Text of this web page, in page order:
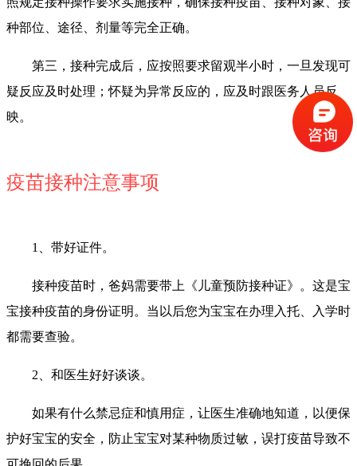
种部位、途径、剂量等完全正确。
第三，接种完成后，应按照要求留观半小时，一旦发现可
疑反应及时处理；怀疑为异常反应的，应及时跟医务人员反
映。
疫苗接种注意事项
1、带好证件。
接种疫苗时，爸妈需要带上《儿童预防接种证》。这是宝
宝接种疫苗的身份证明。当以后您为宝宝在办理入托、入学时
都需要查验。
2、和医生好好谈谈。
如果有什么禁忌症和慎用症，让医生准确地知道，以便保
护好宝宝的安全，防止宝宝对某种物质过敏，误打疫苗导致不